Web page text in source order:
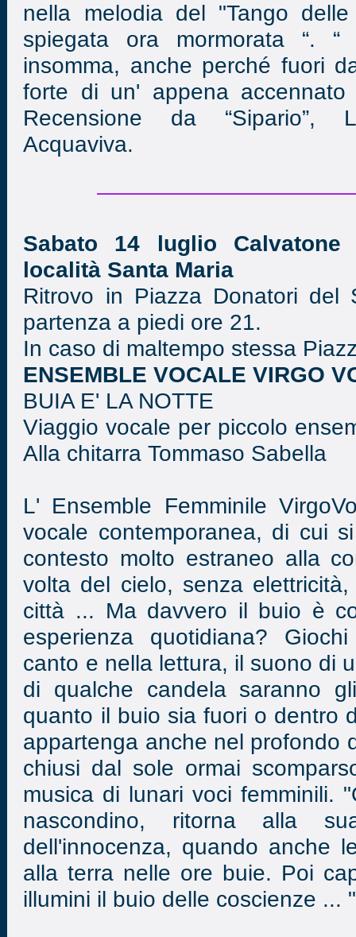
nella melodia del "Tango
spiegata ora mormorata “. “
insomma, anche perché fuori
forte di un' appena accennato
Recensione da “Sipario”,
Acquaviva.
Sabato 14 luglio
località Santa Maria
Ritrovo in Piazza Donatori del
partenza a piedi ore 21.
In caso di maltempo stessa
ENSEMBLE VOCALE VIRGO
BUIA E' LA NOTTE
Viaggio vocale per piccolo
Alla chitarra Tommaso Sabella
L' Ensemble Femminile
vocale contemporanea, di cui
contesto molto estraneo alla
volta del cielo, senza
città ... Ma davvero il buio è
esperienza quotidiana?
canto e nella lettura, il suono di
di qualche candela saranno
quanto il buio sia fuori o dentro
appartenga anche nel profondo
chiusi dal sole ormai
musica di lunari voci femminili.
nascondino, ritorna alla
dell'innocenza, quando anche
alla terra nelle ore buie. Poi
illumini il buio delle coscienze ...